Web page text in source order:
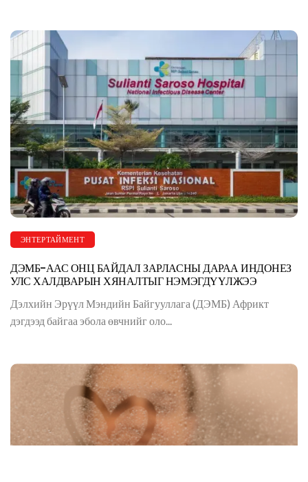
ЭНТЕРТАЙМЕНТ
ДЭМБ-ААС ОНЦ БАЙДАЛ ЗАРЛАСНЫ ДАРАА ИНДОНЕЗ
УЛС ХАЛДВАРЫН ХЯНАЛТЫГ НЭМЭГДҮҮЛЖЭЭ
Дэлхийн Эрүүл Мэндийн Байгууллага (ДЭМБ) Африкт
дэгдээд байгаа эбола өвчнийг оло...